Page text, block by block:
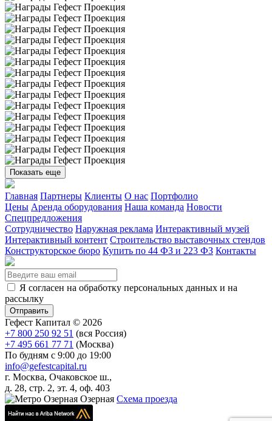
Показать еще
Главная Партнеры Клиенты О нас Портфолио
Цены Аренда оборудования Наша команда Новости
Спецпредложения
Сотрудничество Наружная реклама Интерактивный музей
Интерактивный контент Строительство выставочных стендов
Конструкторское бюро Купить по 44 ФЗ и 223 ФЗ Контакты
Я согласен на обработку персональных данных и на
рассылку
Гефест Капитал © 2026
+7 800 250 92 51 (вся Россия)
+7 495 661 77 71 (Москва)
По будням с 9:00 до 19:00
info@gefestcapital.ru
г. Москва, Очаковское ш.,
д. 28, стр. 2, эт. 4, оф. 403
Озерная Схема проезда